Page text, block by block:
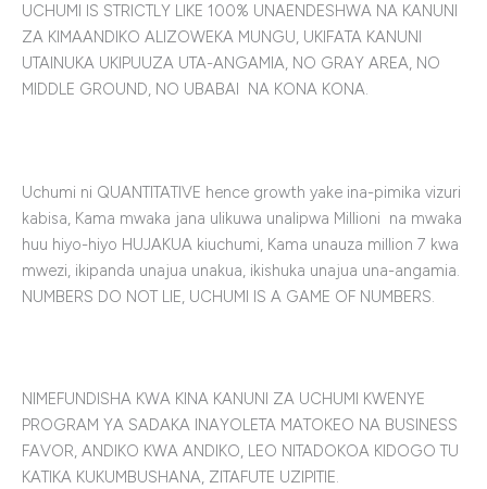
UCHUMI IS STRICTLY LIKE 100% UNAENDESHWA NA KANUNI
ZA KIMAANDIKO ALIZOWEKA MUNGU, UKIFATA KANUNI
UTAINUKA UKIPUUZA UTA-ANGAMIA, NO GRAY AREA, NO
MIDDLE GROUND, NO UBABAI NA KONA KONA.
Uchumi ni QUANTITATIVE hence growth yake ina-pimika vizuri
kabisa, Kama mwaka jana ulikuwa unalipwa Millioni na mwaka
huu hiyo-hiyo HUJAKUA kiuchumi, Kama unauza million 7 kwa
mwezi, ikipanda unajua unakua, ikishuka unajua una-angamia.
NUMBERS DO NOT LIE, UCHUMI IS A GAME OF NUMBERS.
NIMEFUNDISHA KWA KINA KANUNI ZA UCHUMI KWENYE
PROGRAM YA SADAKA INAYOLETA MATOKEO NA BUSINESS
FAVOR, ANDIKO KWA ANDIKO, LEO NITADOKOA KIDOGO TU
KATIKA KUKUMBUSHANA, ZITAFUTE UZIPITIE.